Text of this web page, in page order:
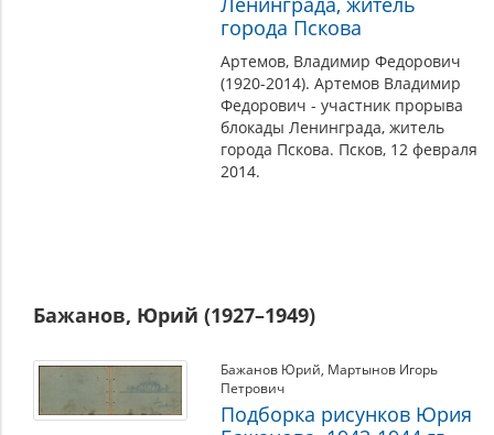
города Пскова
Артемов, Владимир Федорович
(1920-2014). Артемов Владимир
Федорович - участник прорыва
блокады Ленинграда, житель
города Пскова. Псков, 12 февраля
2014.
Бажанов, Юрий (1927–1949)
Бажанов Юрий, Мартынов Игорь
Петрович
Подборка рисунков Юрия